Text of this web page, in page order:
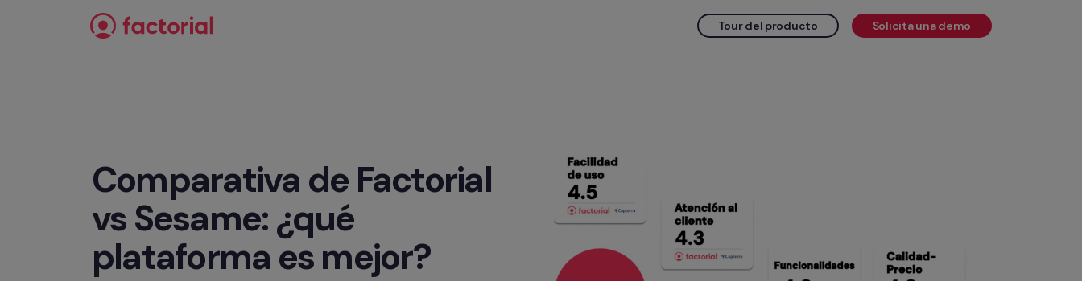
Tour del producto Solicita una demo
Comparativa de Factorial
vs Sesame: ¿qué
plataforma es mejor?